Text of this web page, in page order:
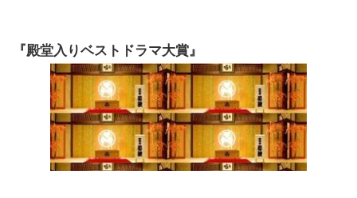
『殿堂入りベストドラマ大賞』